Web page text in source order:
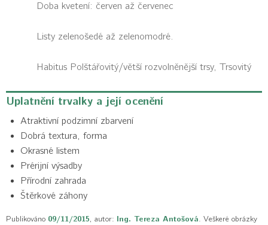
Doba kvetení: červen až červenec
Listy zelenošedé až zelenomodré.
Habitus Polštářovitý/větší rozvolněnější trsy, Trsovitý
Uplatnění trvalky a její ocenění
Atraktivní podzimní zbarvení
Dobrá textura, forma
Okrasné listem
Prérijní výsadby
Přírodní zahrada
Štěrkové záhony
Publikováno 09/11/2015, autor: Ing. Tereza Antošová. Veškeré obrázky